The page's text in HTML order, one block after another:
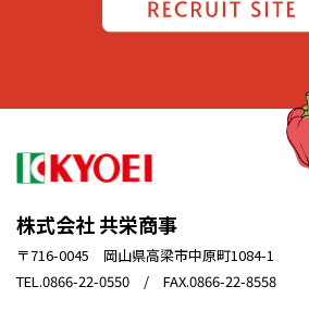
株式会社 共栄商事
〒716-0045 岡山県高梁市中原町1084-1
TEL.0866-22-0550 / FAX.0866-22-8558